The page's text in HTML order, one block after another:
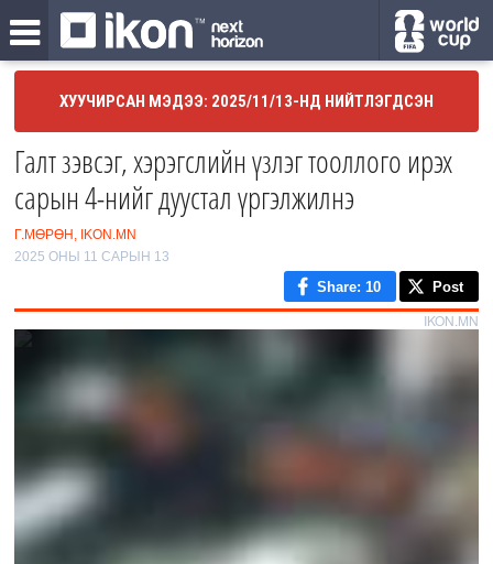
ХУУЧИРСАН МЭДЭЭ: 2025/11/13-НД НИЙТЛЭГДСЭН
Галт зэвсэг, хэрэгслийн үзлэг тооллого ирэх
сарын 4-нийг дуустал үргэлжилнэ
Г.МӨРӨН, IKON.MN
2025 ОНЫ 11 САРЫН 13
Share: 10 Post
IKON.MN